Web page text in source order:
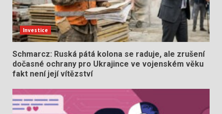
Investice
Schmarcz: Ruská pátá kolona se raduje, ale zrušení
dočasné ochrany pro Ukrajince ve vojenském věku
fakt není její vítězství